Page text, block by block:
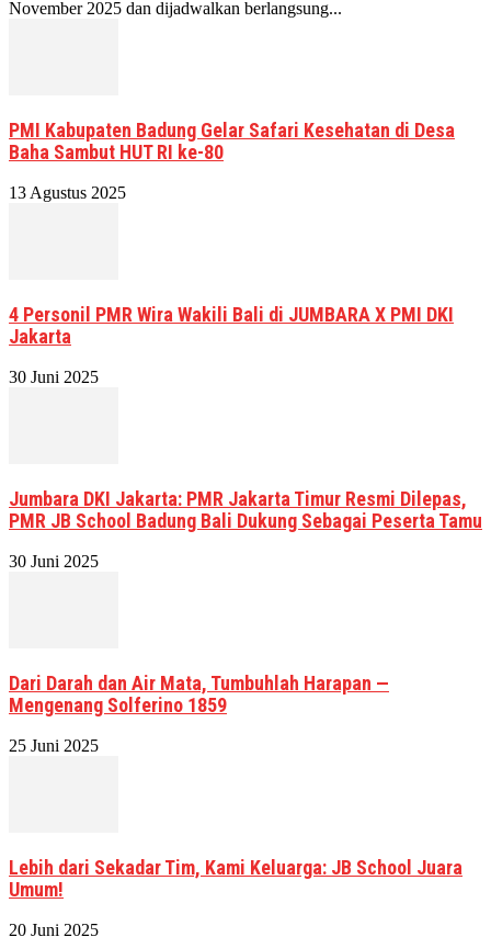
November 2025 dan dijadwalkan berlangsung...
PMI Kabupaten Badung Gelar Safari Kesehatan di Desa
Baha Sambut HUT RI ke-80
13 Agustus 2025
4 Personil PMR Wira Wakili Bali di JUMBARA X PMI DKI
Jakarta
30 Juni 2025
Jumbara DKI Jakarta: PMR Jakarta Timur Resmi Dilepas,
PMR JB School Badung Bali Dukung Sebagai Peserta Tamu
30 Juni 2025
Dari Darah dan Air Mata, Tumbuhlah Harapan —
Mengenang Solferino 1859
25 Juni 2025
Lebih dari Sekadar Tim, Kami Keluarga: JB School Juara
Umum!
20 Juni 2025